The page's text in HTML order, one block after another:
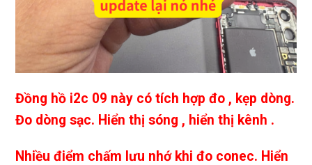
Đồng hồ i2c 09 này có tích hợp đo , kẹp dòng.
Đo dòng sạc. Hiển thị sóng , hiển thị kênh .
Nhiều điểm chấm lưu nhớ khi đo conec. Hiển